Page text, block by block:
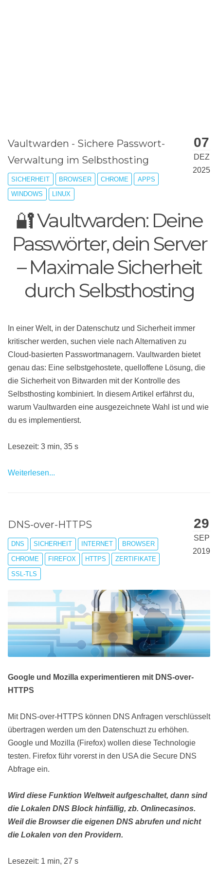
07
DEZ
2025
Vaultwarden - Sichere Passwort-
Verwaltung im Selbsthosting
SICHERHEIT BROWSER CHROME APPS
WINDOWS LINUX
🔐 Vaultwarden: Deine
Passwörter, dein Server
– Maximale Sicherheit
durch Selbsthosting
In einer Welt, in der Datenschutz und Sicherheit immer
kritischer werden, suchen viele nach Alternativen zu
Cloud-basierten Passwortmanagern. Vaultwarden bietet
genau das: Eine selbstgehostete, quelloffene Lösung, die
die Sicherheit von Bitwarden mit der Kontrolle des
Selbsthosting kombiniert. In diesem Artikel erfährst du,
warum Vaultwarden eine ausgezeichnete Wahl ist und wie
du es implementierst.
Lesezeit: 3 min, 35 s
Weiterlesen...
29
SEP
2019
DNS-over-HTTPS
DNS SICHERHEIT INTERNET BROWSER
CHROME FIREFOX HTTPS ZERTIFIKATE
SSL-TLS
Google und Mozilla experimentieren mit DNS-over-
HTTPS
Mit DNS-over-HTTPS können DNS Anfragen verschlüsselt
übertragen werden um den Datenschuzt zu erhöhen.
Google und Mozilla (Firefox) wollen diese Technologie
testen. Firefox führ vorerst in den USA die Secure DNS
Abfrage ein.
Wird diese Funktion Weltweit aufgeschaltet, dann sind
die Lokalen DNS Block hinfällig, zb. Onlinecasinos.
Weil die Browser die eigenen DNS abrufen und nicht
die Lokalen von den Providern.
Lesezeit: 1 min, 27 s